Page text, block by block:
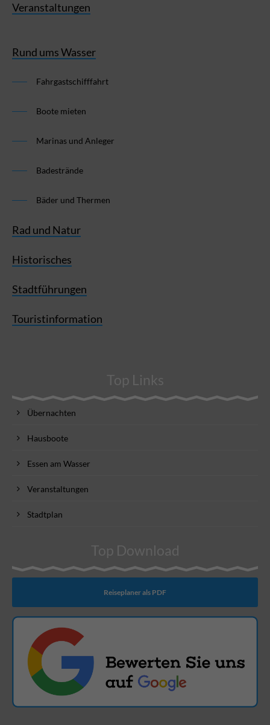
Veranstaltungen
Rund ums Wasser
Fahrgastschifffahrt
Boote mieten
Marinas und Anleger
Badestrände
Bäder und Thermen
Rad und Natur
Historisches
Stadtführungen
Touristinformation
Top Links
Übernachten
Hausboote
Essen am Wasser
Veranstaltungen
Stadtplan
Top Download
Reiseplaner als PDF